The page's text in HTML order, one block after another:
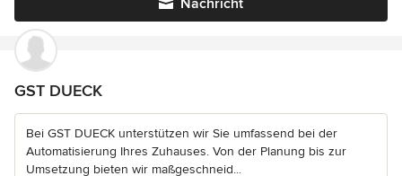
Nachricht
GST DUECK
Bei GST DUECK unterstützen wir Sie umfassend bei der
Automatisierung Ihres Zuhauses. Von der Planung bis zur
Umsetzung bieten wir maßgeschneid...